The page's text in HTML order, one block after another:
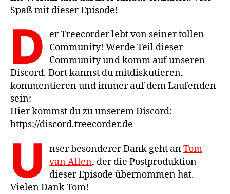
Spaß mit dieser Episode!
D
er Treecorder lebt von seiner tollen
Community! Werde Teil dieser
Community und komm auf unseren
Discord. Dort kannst du mitdiskutieren,
kommentieren und immer auf dem Laufenden
sein:
Hier kommst du zu unserem Discord:
https://discord.treecorder.de
U nser besonderer Dank geht anTom
van Allen, der die Postproduktion
dieser Episode übernommen hat.
Vielen Dank Tom!